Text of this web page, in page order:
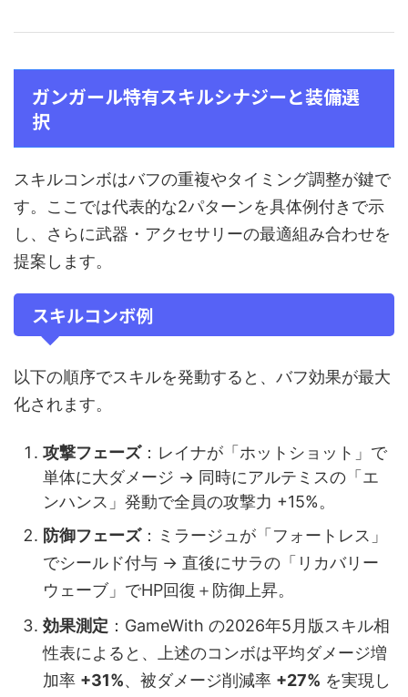
ガンガール特有スキルシナジーと装備選
択
スキルコンボはバフの重複やタイミング調整が鍵で
す。ここでは代表的な2パターンを具体例付きで示
し、さらに武器・アクセサリーの最適組み合わせを
提案します。
スキルコンボ例
以下の順序でスキルを発動すると、バフ効果が最大
化されます。
攻撃フェーズ：レイナが「ホットショット」で
単体に大ダメージ → 同時にアルテミスの「エ
ンハンス」発動で全員の攻撃力 +15%。
防御フェーズ：ミラージュが「フォートレス」
でシールド付与 → 直後にサラの「リカバリー
ウェーブ」でHP回復＋防御上昇。
効果測定 ：GameWith の2026年5月版スキル相
性表によると、上述のコンボは平均ダメージ増
加率 +31%、被ダメージ削減率 +27% を実現し